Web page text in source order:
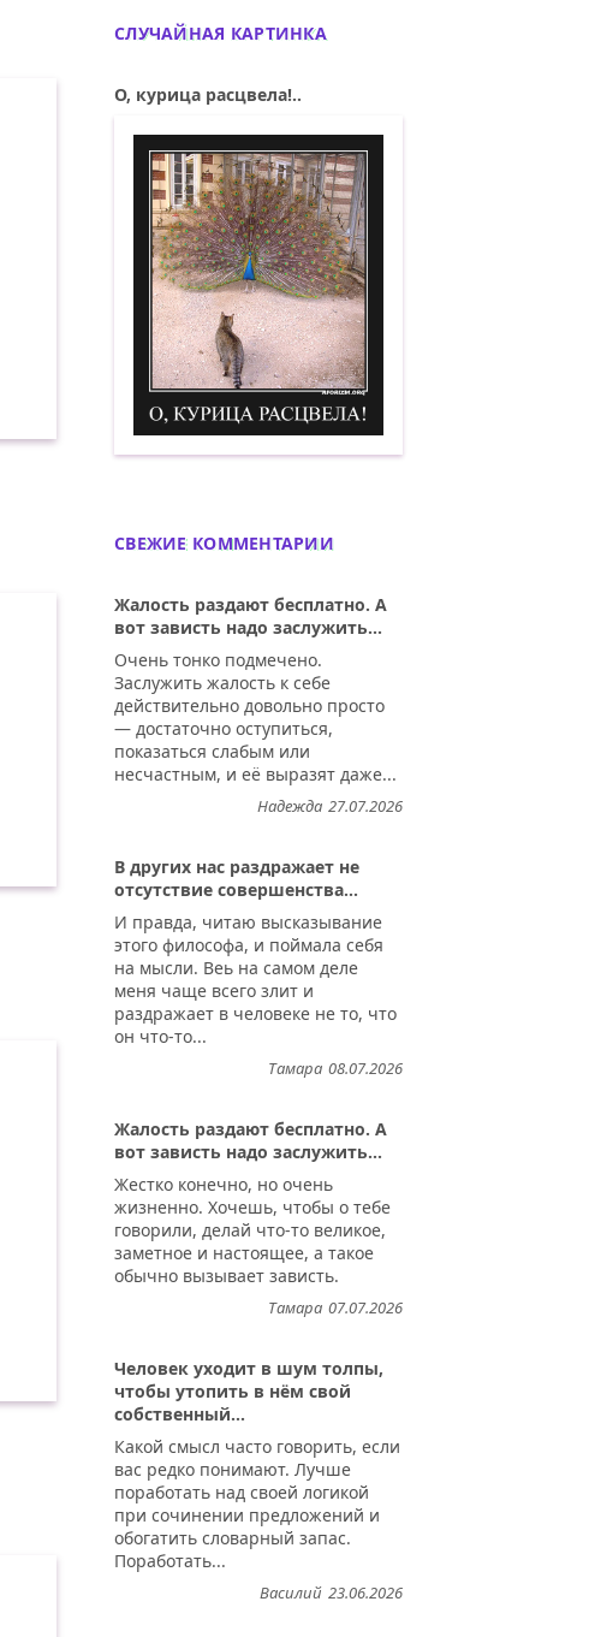
СЛУЧАЙНАЯ КАРТИНКА
О, курица расцвела!..
О, курица расцвела! Демотиватор
СВЕЖИЕ КОММЕНТАРИИ
Жалость раздают бесплатно. А
вот зависть надо заслужить...
Очень тонко подмечено.
Заслужить жалость к себе
действительно довольно просто
— достаточно оступиться,
показаться слабым или
несчастным, и её выразят даже...
27.07.2026
Надежда
В других нас раздражает не
отсутствие совершенства...
И правда, читаю высказывание
этого философа, и поймала себя
на мысли. Веь на самом деле
меня чаще всего злит и
раздражает в человеке не то, что
он что-то...
08.07.2026
Тамара
Жалость раздают бесплатно. А
вот зависть надо заслужить...
Жестко конечно, но очень
жизненно. Хочешь, чтобы о тебе
говорили, делай что-то великое,
заметное и настоящее, а такое
обычно вызывает зависть.
07.07.2026
Тамара
Человек уходит в шум толпы,
чтобы утопить в нём свой
собственный...
Какой смысл часто говорить, если
вас редко понимают. Лучше
поработать над своей логикой
при сочинении предложений и
обогатить словарный запас.
Поработать...
23.06.2026
Василий